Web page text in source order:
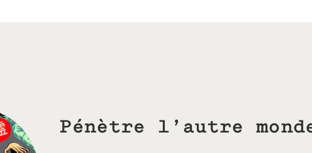
Pénètre l’autre